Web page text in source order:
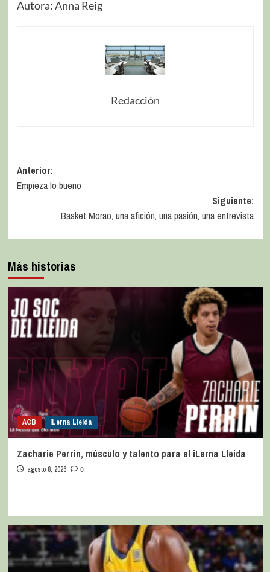
Autora: Anna Reig
Redacción
Anterior:
Empieza lo bueno
Siguiente:
Basket Morao, una afición, una pasión, una entrevista
Más historias
ACB iLerna Lleida
Zacharie Perrin, músculo y talento para el iLerna Lleida
agosto 8, 2026 0